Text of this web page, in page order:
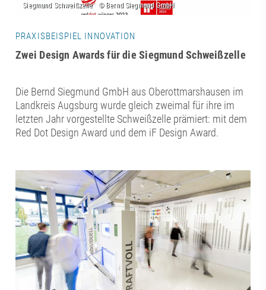
PRAXISBEISPIEL INNOVATION
Zwei Design Awards für die Siegmund Schweißzelle
Die Bernd Siegmund GmbH aus Oberottmarshausen im
Landkreis Augsburg wurde gleich zweimal für ihre im
letzten Jahr vorgestellte Schweißzelle prämiert: mit dem
Red Dot Design Award und dem iF Design Award.